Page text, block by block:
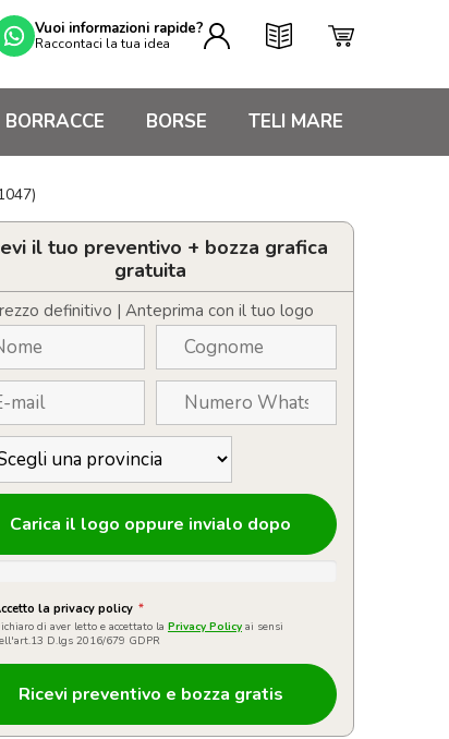
Vuoi informazioni rapide?
Raccontaci la tua idea
BORRACCE BORSE TELI MARE
il tuo preventivo + bozza grafica
gratuita
definitivo | Anteprima con il tuo logo
Carica il logo oppure invialo dopo
la privacy policy *
di aver letto e accettato la Privacy Policy ai sensi
D.lgs 2016/679 GDPR